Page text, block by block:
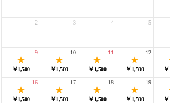
2 3 4 5
￥1,500
9
￥1,500
10
￥1,500
11
￥1,500
12
￥1,500
16
￥1,500
17
￥1,500
18
￥1,500
19